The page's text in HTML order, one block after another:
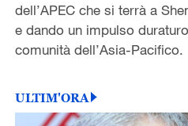
dell’APEC che si terrà a
e dando un impulso
comunità dell’Asia-Pacifico.
ULTIM'ORA